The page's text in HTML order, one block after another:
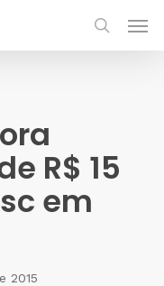
R$ 15
em
2015